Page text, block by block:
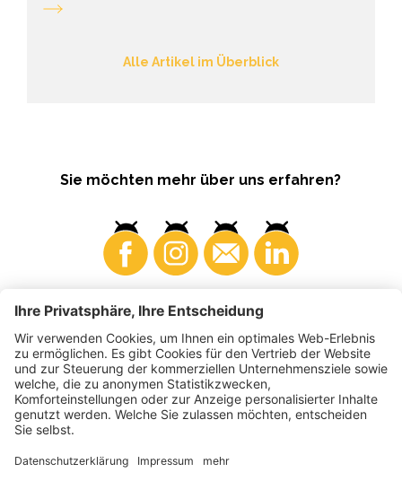
Alle Artikel im Überblick
Sie möchten mehr über uns erfahren?
Konsumenten Produzenten
2026
VI.P Gen. landw. Gesellschaft